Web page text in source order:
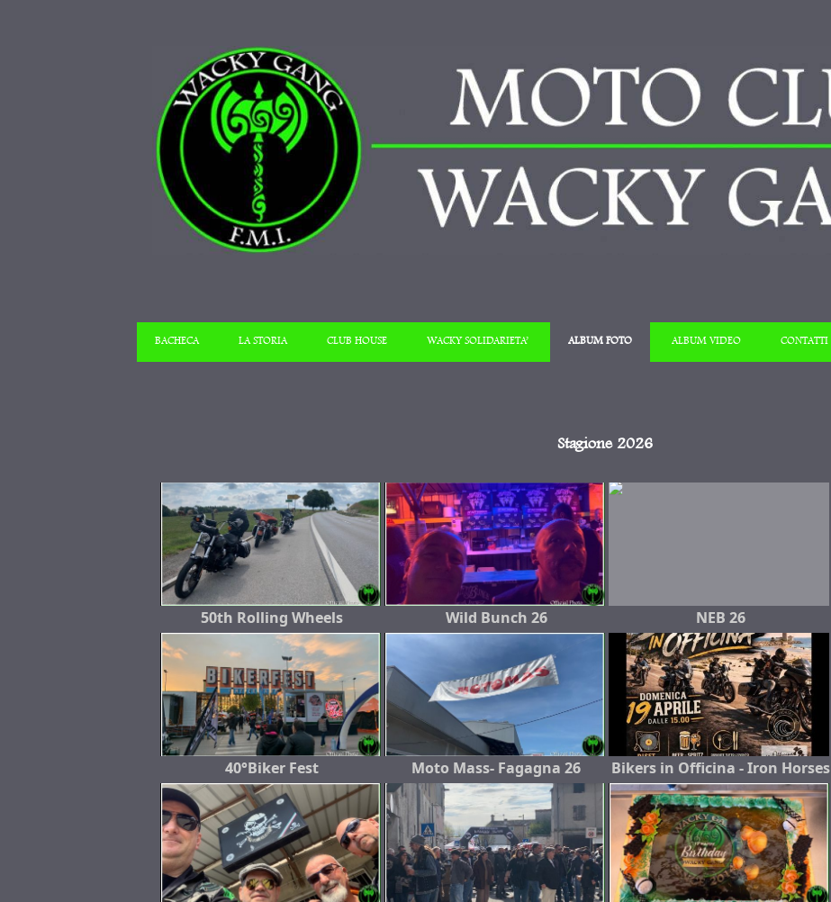
BACHECA LA STORIA CLUB HOUSE WACKY SOLIDARIETA’ ALBUM FOTO ALBUM VIDEO CONTATTI
Stagione 2026
50th Rolling Wheels Wild Bunch 26 NEB 26
40°Biker Fest Moto Mass- Fagagna 26 Bikers in Officina - Iron Horses